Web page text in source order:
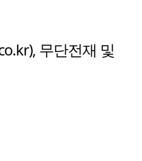
무단전재 및